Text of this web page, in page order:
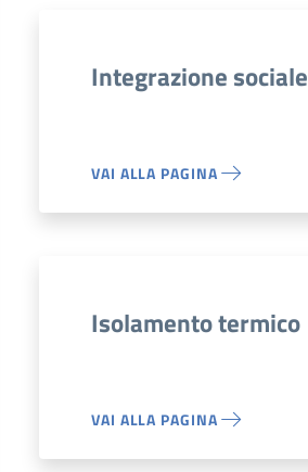
Integrazione sociale
VAI ALLA PAGINA
Isolamento termico
VAI ALLA PAGINA